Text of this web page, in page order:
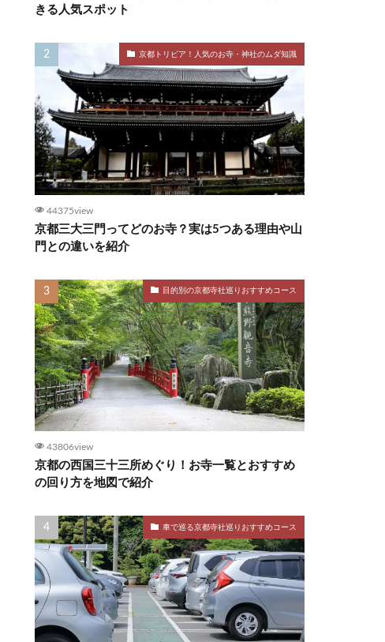
きる人気スポット
京都トリビア！人気のお寺・神社のムダ知識
44375view
京都三大三門ってどのお寺？実は5つある理由や山
門との違いを紹介
目的別の京都寺社巡りおすすめコース
43806view
京都の西国三十三所めぐり！お寺一覧とおすすめ
の回り方を地図で紹介
車で巡る京都寺社巡りおすすめコース